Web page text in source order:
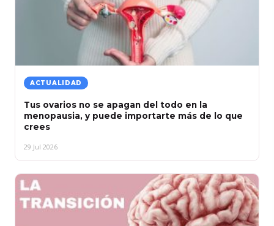
ACTUALIDAD
Tus ovarios no se apagan del todo en la
menopausia, y puede importarte más de lo que
crees
29 Jul 2026